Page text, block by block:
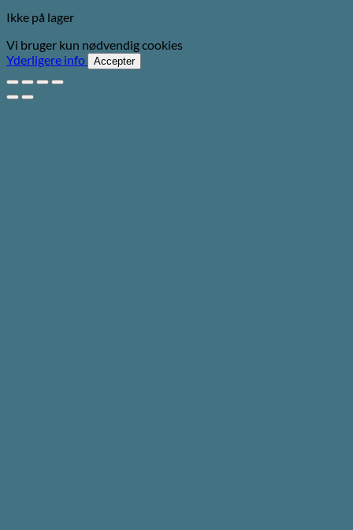
Ikke på lager
Vi bruger kun nødvendig cookies
Yderligere info
Accepter